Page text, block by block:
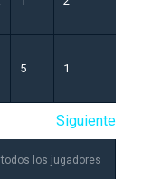
5 1
Siguiente
los jugadores